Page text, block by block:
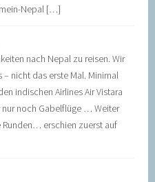
Nepal […]
nach Nepal zu reisen. Wir
– nicht das erste Mal. Minimal
indischen Airlines Air Vistara
nur noch Gabelflüge … Weiter
Runden… erschien zuerst auf